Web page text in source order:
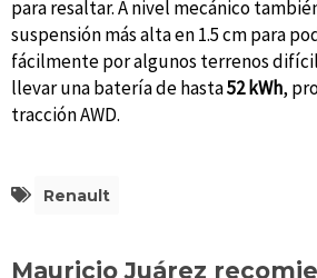
para resaltar. A nivel mecánico
suspensión más alta en 1.5 cm para
fácilmente por algunos terrenos
llevar una batería de hasta52 kWh,
tracción AWD.
Renault
Mauricio Juárez